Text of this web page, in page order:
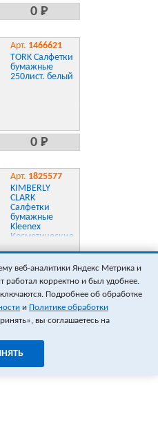
0 Р
Арт. 1466621
TORK Салфетки
бумажные
250лист. белый
0 Р
Арт. 1825577
KIMBERLY
CLARK
Салфетки
бумажные
Kleenex
Косметические
0 Р
веб-аналитики Яндекс Метрика и
работал корректно и был удобнее.
Подробнее об обработке
и Политике обработки
вы соглашаетесь на